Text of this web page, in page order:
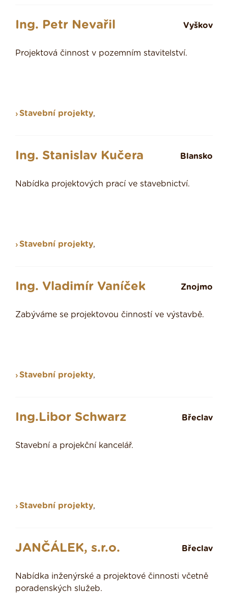
Ing. Petr Nevařil Vyškov
Projektová činnost v pozemním stavitelství.
Stavební projekty,
Ing. Stanislav Kučera Blansko
Nabídka projektových prací ve stavebnictví.
Stavební projekty,
Ing. Vladimír Vaníček Znojmo
Zabýváme se projektovou činností ve výstavbě.
Stavební projekty,
Ing.Libor Schwarz Břeclav
Stavební a projekční kancelář.
Stavební projekty,
JANČÁLEK, s.r.o. Břeclav
Nabídka inženýrské a projektové činnosti včetně
poradenských služeb.